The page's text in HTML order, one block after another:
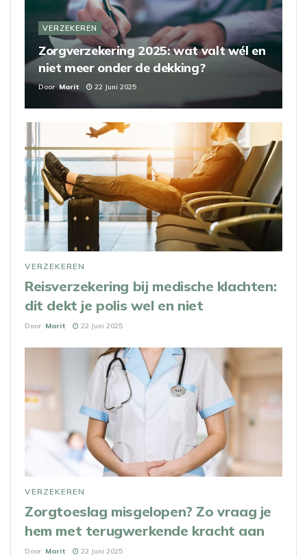
VERZEKEREN
Zorgverzekering 2025: wat valt wél en
niet meer onder de dekking?
Door Marit 22 Juni 2025
VERZEKEREN
Reisverzekering bij medische klachten:
dit dekt je polis wel en niet
Door Marit 22 Juni 2025
VERZEKEREN
Zorgtoeslag misgelopen? Zo vraag je
hem met terugwerkende kracht aan
Door Marit 22 Juni 2025